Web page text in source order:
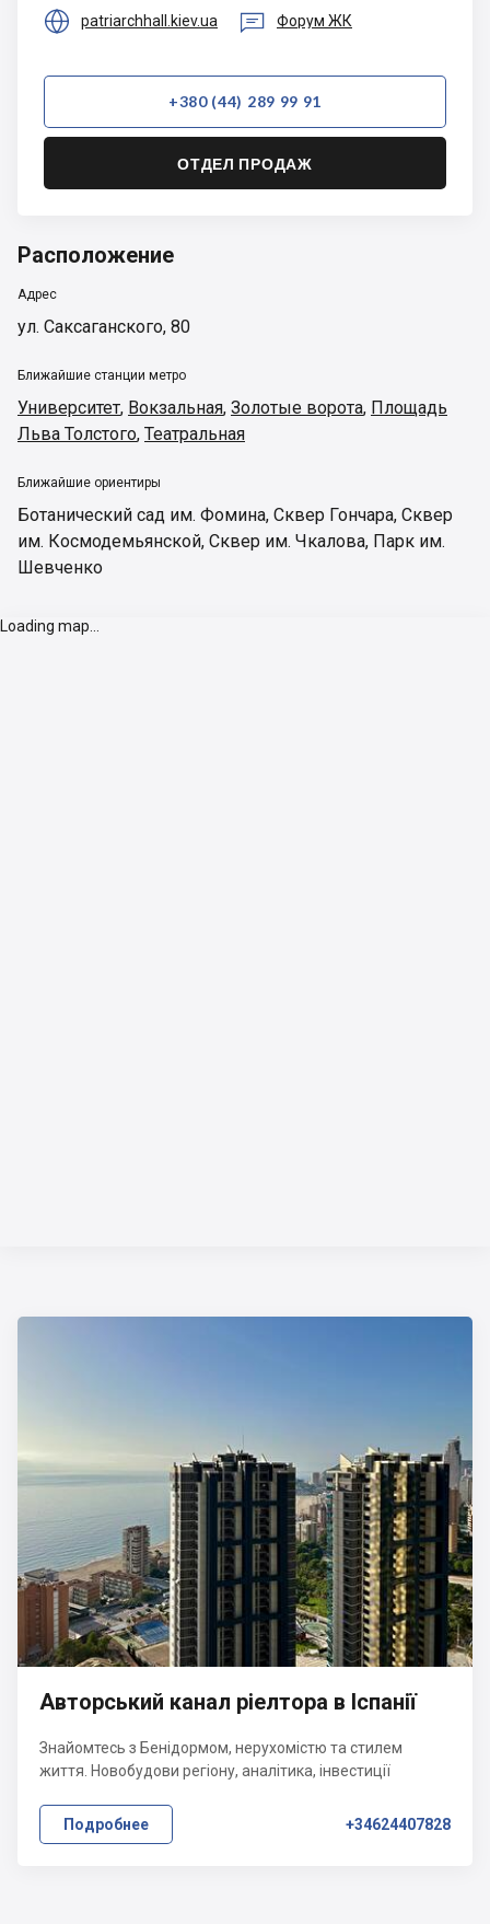
 patriarchhall.kiev.ua  Форум ЖК
+380 (44) 289 99 91
ОТДЕЛ ПРОДАЖ
Расположение
Адрес
ул. Саксаганского, 80
Ближайшие станции метро
Университет, Вокзальная, Золотые ворота, Площадь
Льва Толстого, Театральная
Ближайшие ориентиры
Ботанический сад им. Фомина, Сквер Гончара, Сквер
им. Космодемьянской, Сквер им. Чкалова, Парк им.
Шевченко
Loading map...
Авторський канал ріелтора в Іспанії
Знайомтесь з Бенідормом, нерухомістю та стилем
життя. Новобудови регіону, аналітика, інвестиції
Подробнее +34624407828